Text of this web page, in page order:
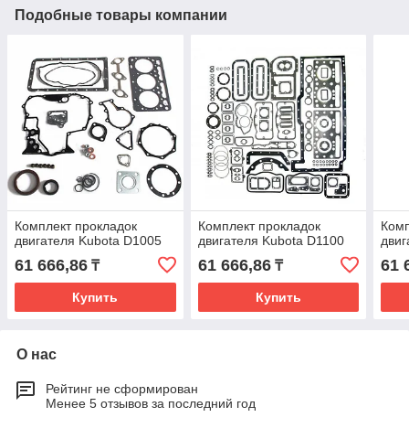
Подобные товары компании
Комплект прокладок
двигателя Kubota D1005
61 666,86 ₸
Купить
Комплект прокладок
двигателя Kubota D1100
61 666,86₸
Купить
61
О нас
Рейтинг не сформирован
Менее 5 отзывов за последний год